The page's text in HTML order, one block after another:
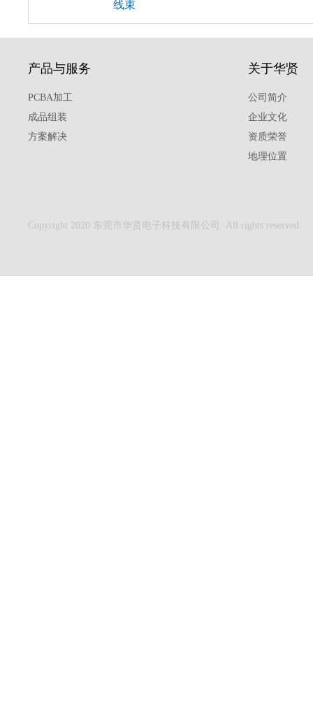
线束
产品与服务
PCBA加工
成品组装
方案解决
关于华贤
公司简介
企业文化
资质荣誉
地理位置
Copyright 2020 东莞市华贤电子科技有限公司. All rights reserved